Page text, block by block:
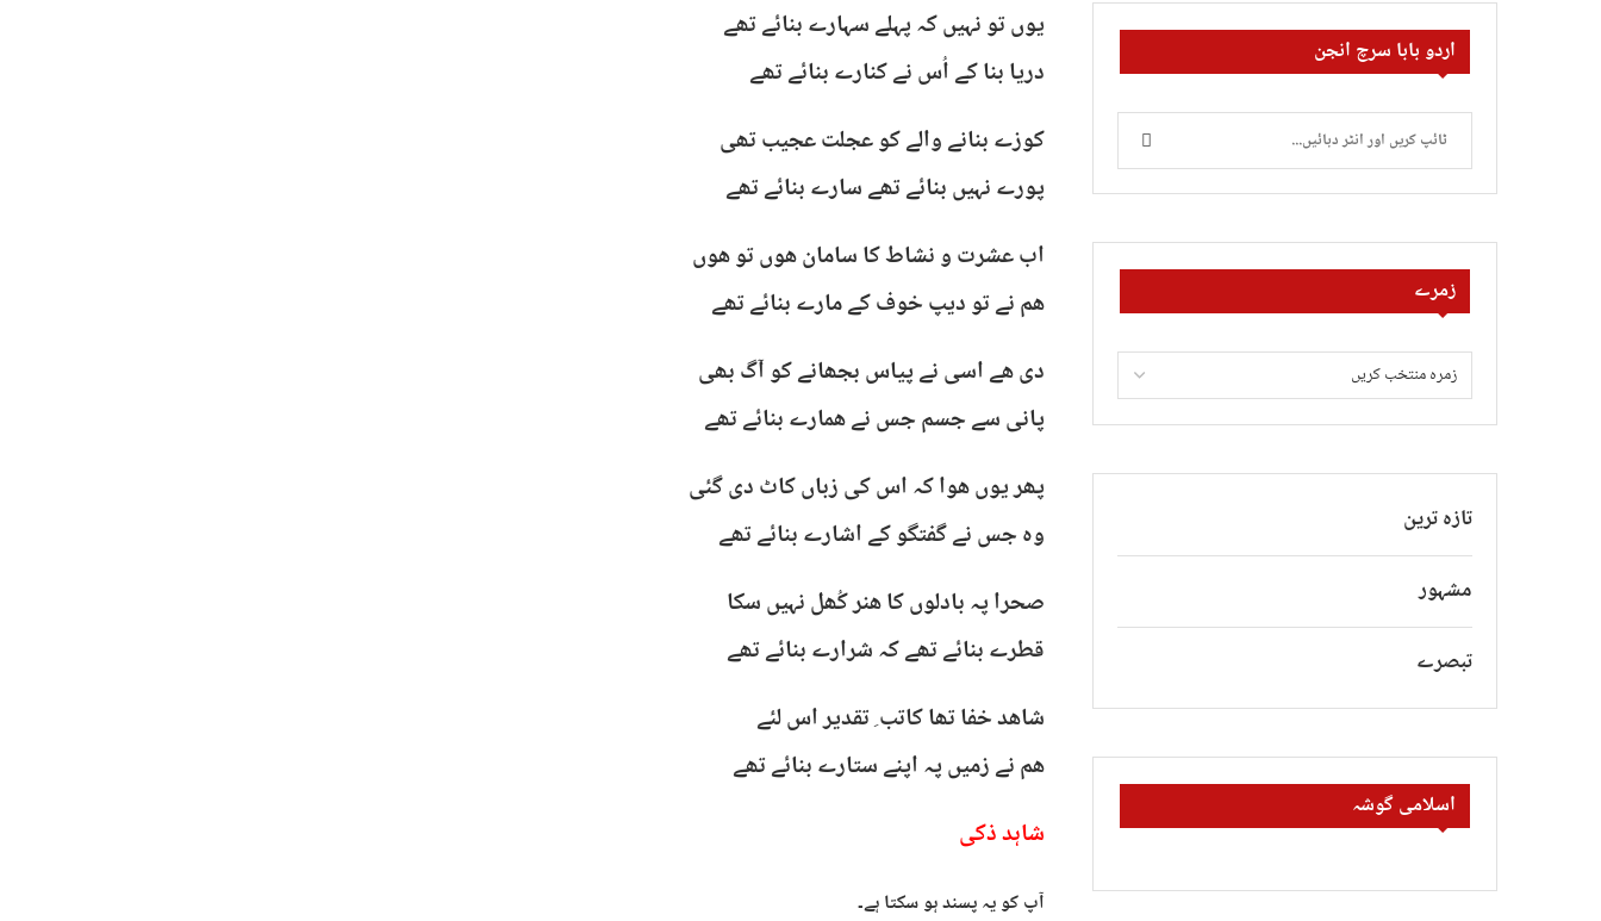
یوں تو نہیں کہ پہلے سہارے بنائے تھے
دریا بنا کے اُس نے کنارے بنائے تھے
کوزے بنانے والے کو عجلت عجیب تھی
پورے نہیں بنائے تھے سارے بنائے تھے
اب عشرت و نشاط کا سامان ھوں تو ھوں
ھم نے تو دیپ خوف کے مارے بنائے تھے
دی ھے اسی نے پیاس بجھانے کو آگ بھی
پانی سے جسم جس نے ھمارے بنائے تھے
پھر یوں ھوا کہ اس کی زباں کاٹ دی گئی
وہ جس نے گفتگو کے اشارے بنائے تھے
صحرا پہ بادلوں کا ھنر کُھل نہیں سکا
قطرے بنائے تھے کہ شرارے بنائے تھے
شاھد خفا تھا کاتب ِ تقدیر اس لئے
ھم نے زمیں پہ اپنے ستارے بنائے تھے
شاہد ذکی
آپ کو یہ پسند ہو سکتا ہے۔
اردو بابا سرچ انجن
زمرے
تازہ ترین
مشہور
تبصرے
اسلامی گوشہ